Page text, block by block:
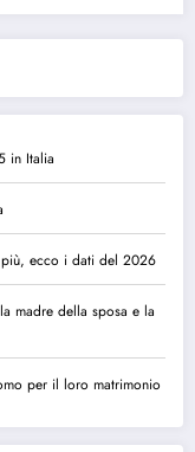
in Italia
ecco i dati del 2026
madre della sposa e la
per il loro matrimonio